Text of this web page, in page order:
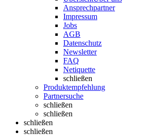
Ansprechpartner
Impressum
Jobs
AGB
Datenschutz
Newsletter
FAQ
Netiquette
schließen
Produktempfehlung
Partnersuche
schließen
schließen
schließen
schließen